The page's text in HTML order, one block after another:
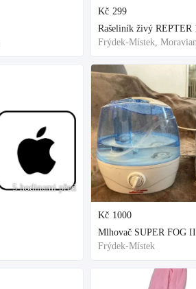
5 hodinami před
Kč 299
Kč 1000
Mlhovač SUPER FOG II
Frýdek-Místek